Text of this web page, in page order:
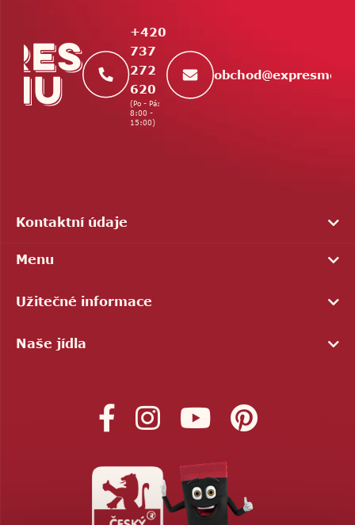
+420
737
272
620
(Po - Pá:
8:00 -
15:00)
obchod@
Kontaktní údaje
Menu
Užitečné informace
Naše jídla